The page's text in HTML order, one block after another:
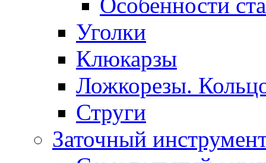
Уголки
Клюкарзы
Ложкорезы.
Струги
Заточный